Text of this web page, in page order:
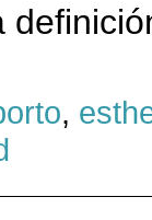
,